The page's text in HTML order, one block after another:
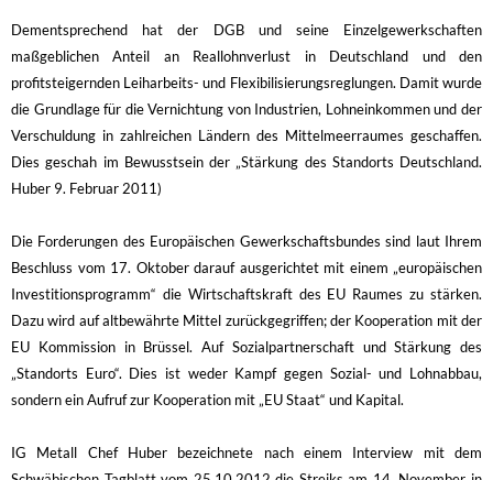
Dementsprechend hat der DGB und seine Einzelgewerkschaften
maßgeblichen Anteil an Reallohnverlust in Deutschland und den
profitsteigernden Leiharbeits- und Flexibilisierungsreglungen. Damit wurde
die Grundlage für die Vernichtung von Industrien, Lohneinkommen und der
Verschuldung in zahlreichen Ländern des Mittelmeerraumes geschaffen.
Dies geschah im Bewusstsein der „Stärkung des Standorts Deutschland.
Huber 9. Februar 2011)
Die Forderungen des Europäischen Gewerkschaftsbundes sind laut Ihrem
Beschluss vom 17. Oktober darauf ausgerichtet mit einem „europäischen
Investitionsprogramm“ die Wirtschaftskraft des EU Raumes zu stärken.
Dazu wird auf altbewährte Mittel zurückgegriffen; der Kooperation mit der
EU Kommission in Brüssel. Auf Sozialpartnerschaft und Stärkung des
„Standorts Euro“. Dies ist weder Kampf gegen Sozial- und Lohnabbau,
sondern ein Aufruf zur Kooperation mit „EU Staat“ und Kapital.
IG Metall Chef Huber bezeichnete nach einem Interview mit dem